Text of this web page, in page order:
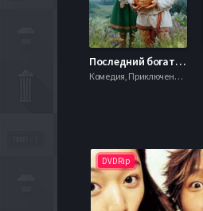
Последний богатырь. Колобок (2026)
Комедия, Приключения, Фэнтези,
DVDRip